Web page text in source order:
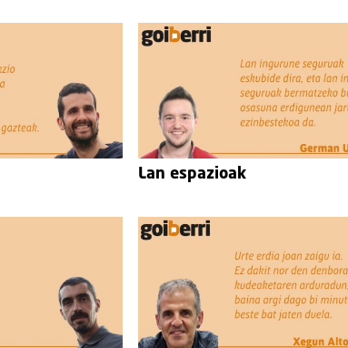
Lan espazioak